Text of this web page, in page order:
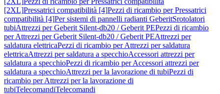
[2XL]Pressatrici compatibilità [4]Pezzi di ricambio per Pressatrici
compatibilità [4]Per sistemi di pannelli radianti GeberitSrotolatori
tubiAttrezzi per Geberit Silent-db20 / Geberit PEPezzi di ricambio
per Attrezzi per Geberit Silent-db20 / Geberit PEAttrezzi per
saldatura elettricaPezzi di ricambio per Attrezzi per saldatura
elettricaAttrezzi per saldatura a specchioAccessori attrezzi per
saldatura a specchioPezzi di ricambio per Accessori attrezzi per
saldatura a specchioAttrezzi per la lavorazione di tubiPezzi di
ricambio per Attrezzi per la lavorazione di
tubiTelecomandiTelecomandi